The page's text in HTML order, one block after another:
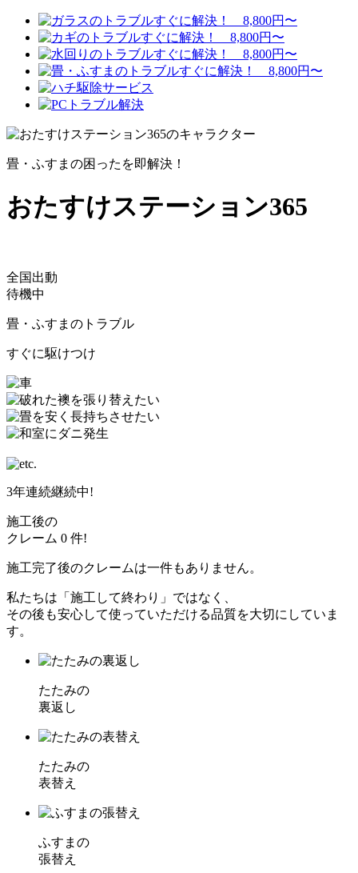
畳・ふすまの困ったを即解決！
おたすけステーション365
全国出動
待機中
畳・ふすまのトラブル
すぐに駆けつけ
3年連続継続中!
施工後の
クレーム 0 件!
施工完了後のクレームは一件もありません。
私たちは「施工して終わり」ではなく、
その後も安心して使っていただける品質を大切にしていま
す。
たたみの
裏返し
たたみの
表替え
ふすまの
張替え